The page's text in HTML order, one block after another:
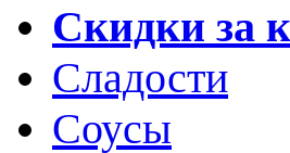
Скидки за
Сладости
Соусы